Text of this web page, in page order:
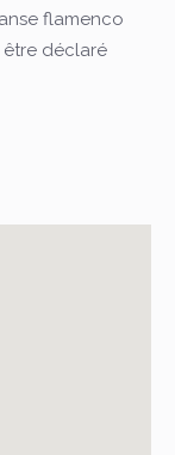
flamenco
être déclaré
de